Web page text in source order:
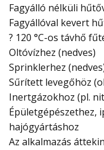
Fagyálló nélküli
Fagyállóval kevert
? 120 °C-os távhő
Oltóvízhez (nedves)
Sprinklerhez
Sűrített levegőhöz
Inertgázokhoz (pl.
Épületgépészethez,
hajógyártáshoz
Az alkalmazás